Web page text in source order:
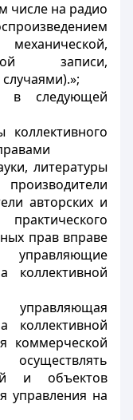
числе на радио
записи,
в следующей
литературы
авторских и
прав вправе
коллективной
коллективной
коммерческой
и объектов
управления на